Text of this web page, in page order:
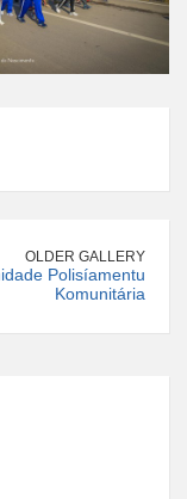
OLDER GALLERY
Polisíamentu
Komunitária